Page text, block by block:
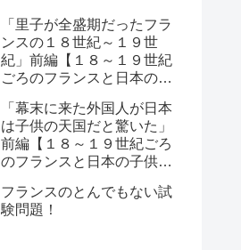
「里子が全盛期だったフラ
ンスの１８世紀～１９世
紀」前編【１８～１９世紀
ごろのフランスと日本の子
「幕末に来た外国人が日本
は子供の天国だと驚いた」
前編【１８～１９世紀ごろ
のフランスと日本の子供の
フランスのとんでもない試
験問題！